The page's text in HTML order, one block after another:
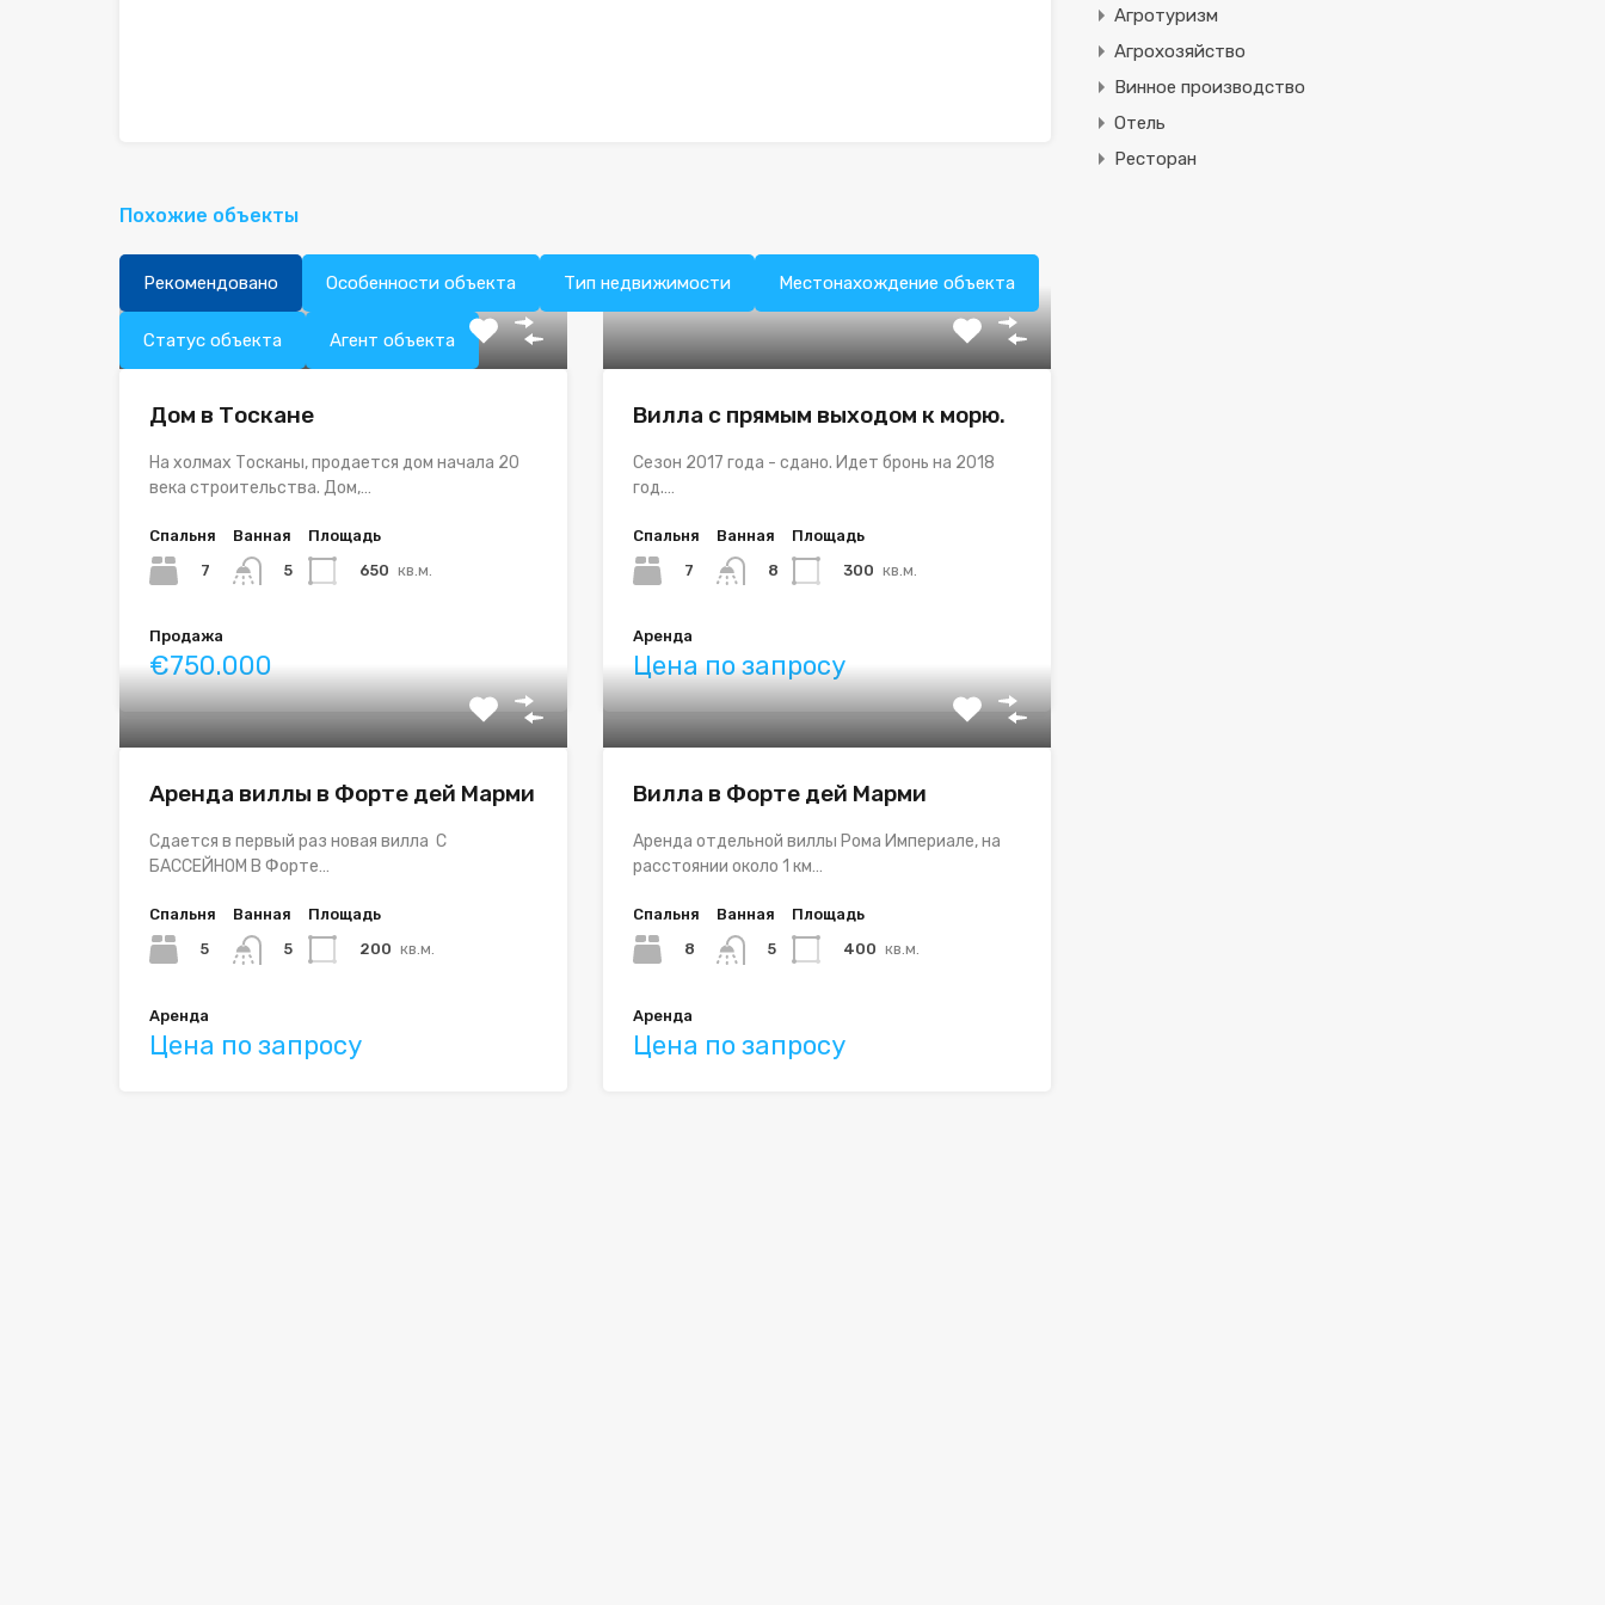
Похожие объекты
Рекомендовано Особенности объекта Тип недвижимости Местонахождение объекта
Статус объекта Агент объекта
Дом в Тоскане
На холмах Тосканы, продается дом начала 20
века строительства. Дом,…
Спальня
7
Ванная
5
Площадь
650 кв.м.
Продажа
€750.000
Вилла с прямым выходом к морю.
Сезон 2017 года - сдано. Идет бронь на 2018
год.…
Спальня
7
Ванная
8
Площадь
300 кв.м.
Аренда
Цена по запросу
Аренда виллы в Форте дей Марми
Сдается в первый раз новая вилла С
БАССЕЙНОМ В Форте…
Спальня
5
Ванная
5
Площадь
200 кв.м.
Аренда
Цена по запросу
Вилла в Форте дей Марми
Аренда отдельной виллы Рома Империале, на
расстоянии около 1 км…
Спальня
8
Ванная
5
Площадь
400 кв.м.
Аренда
Цена по запросу
Агротуризм
Агрохозяйство
Винное производство
Отель
Ресторан